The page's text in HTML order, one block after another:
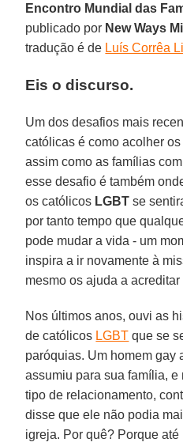
Encontro Mundial das
publicado por New Ways
tradução é de Luís Corrêa
Eis o discurso.
Um dos desafios mais
católicas é como acolher
assim como as famílias
esse desafio é também
os católicos LGBT se
por tanto tempo que
pode mudar a vida - um
inspira a ir novamente à
mesmo os ajuda a
Nos últimos anos, ouvi as
de católicos LGBT que se
paróquias. Um homem gay
assumiu para sua família,
tipo de relacionamento,
disse que ele não podia
igreja. Por quê? Porque